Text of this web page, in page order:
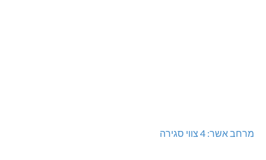
מרחב אשר: 4 צווי סגירה